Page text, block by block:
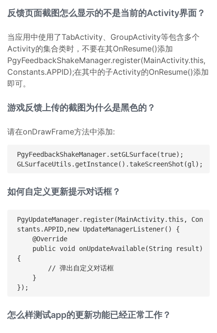
反馈页面截图怎么显示的不是当前的Activity界面？
当应用中使用了TabActivity、GroupActivity等包含多个
Activity的集合类时，不要在其OnResume()添加
PgyFeedbackShakeManager.register(MainActivity.this,
Constants.APPID);在其中的子Activity的OnResume()添加
即可。
游戏反馈上传的截图为什么是黑色的？
请在onDrawFrame方法中添加:
PgyFeedbackShakeManager.setGLSurface(true);
如何自定义更新提示对话框？
PgyUpdateManager.register(MainActivity.this, Con
stants.APPID,new UpdateManagerListener() {
{
怎么样测试app的更新功能已经正常工作？